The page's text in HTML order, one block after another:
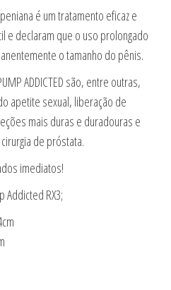
é um tratamento eficaz e
e declaram que o uso prolongado
o tamanho do pênis.
ADDICTED são, entre outras,
apetite sexual, liberação de
mais duras e duradouras e
de próstata.
imediatos!
Addicted RX3;